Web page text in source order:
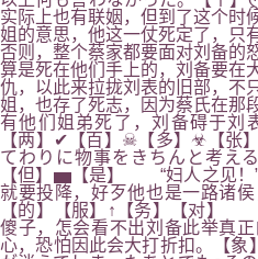
实际上也有联姻，但到了这个时
姐的意思，他这一仗死定了，只
否则，整个蔡家都要面对刘备的
算是死在他们手上的，刘备要在
仇，以此来拉拢刘表的旧部，不
姐，也存了死志，因为蔡氏在那
有他们姐弟死了，刘备碍于刘
【两】✔【百】☠【多】☣【张
てわりに物事をきちんと考え
【但】▅【是】 “妇人之见！”
就要投降，好歹他也是一路诸
【的】【服】↑【务】【对】
傻子，怎会看不出刘备此举真
心，恐怕因此会大打折扣。【